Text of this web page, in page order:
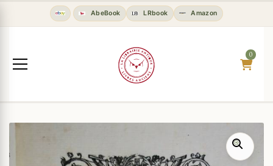
AbeBook LRbook Amazon
0